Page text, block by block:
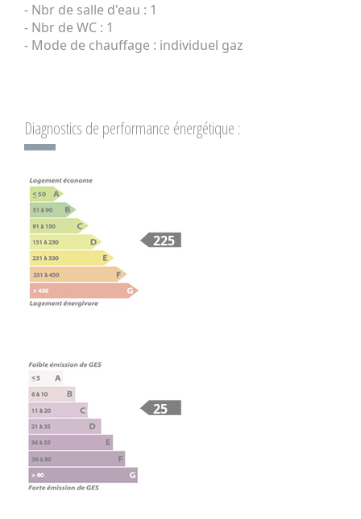
- Nbr de salle d'eau : 1
- Nbr de WC : 1
- Mode de chauffage : individuel gaz
Diagnostics de performance énergétique :
225
25